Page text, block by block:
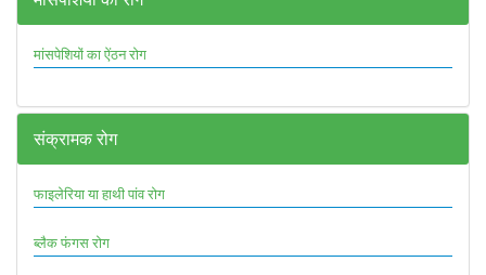
मांसपेशियों का ऐंठन रोग
संक्रामक रोग
फाइलेरिया या हाथी पांव रोग
ब्लैक फंगस रोग